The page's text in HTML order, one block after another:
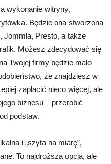
wykonanie witryny,
Będzie ona stworzona
Jommla, Presto, a także
Możesz zdecydować się
Twojej firmy będzie mało
że znajdziesz w
zapłacić nieco więcej, ale
biznesu – przerobić
podstaw.
i „szyta na miarę”,
To najdroższa opcja, ale